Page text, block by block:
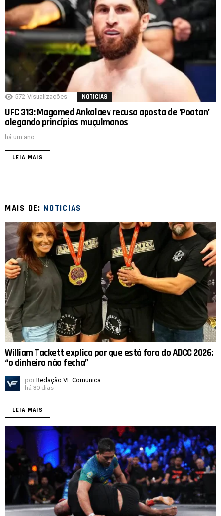
572 Visualizações NOTICIAS
UFC 313: Magomed Ankalaev recusa aposta de ‘Poatan’
alegando princípios muçulmanos
há um ano
LEIA MAIS
MAIS DE: NOTICIAS
William Tackett explica por que está fora do ADCC 2026:
“o dinheiro não fecha”
por Redação VF Comunica
há 30 dias
LEIA MAIS